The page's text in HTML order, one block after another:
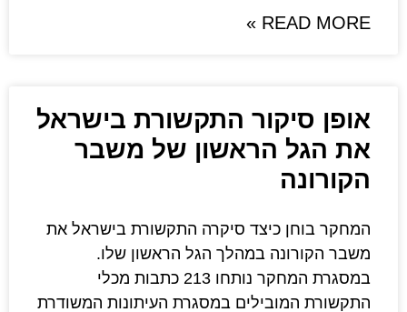
התקשורת בישראל
של משבר
סיקרה התקשורת בישראל את
הגל הראשון שלו.
במסגרת המחקר נותחו 213 כתבות מכלי
במסגרת העיתונות המשודרת